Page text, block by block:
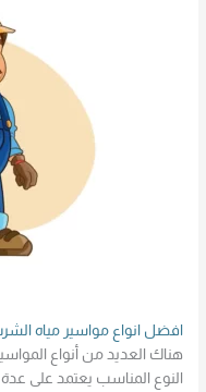
افضل انواع مواسير مياه
هناك العديد من أنواع
النوع المناسب يعتمد على